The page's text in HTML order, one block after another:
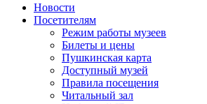
Новости
Посетителям
Режим работы музеев
Билеты и цены
Пушкинская карта
Доступный музей
Правила посещения
Читальный зал